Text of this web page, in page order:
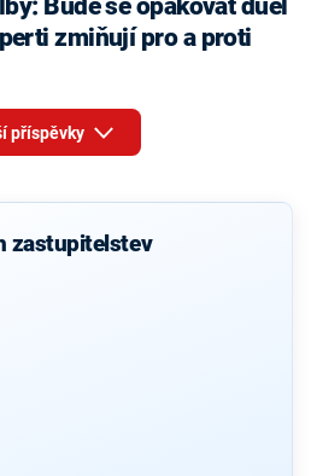
zmiňují pro a proti
příspěvky
zastupitelstev